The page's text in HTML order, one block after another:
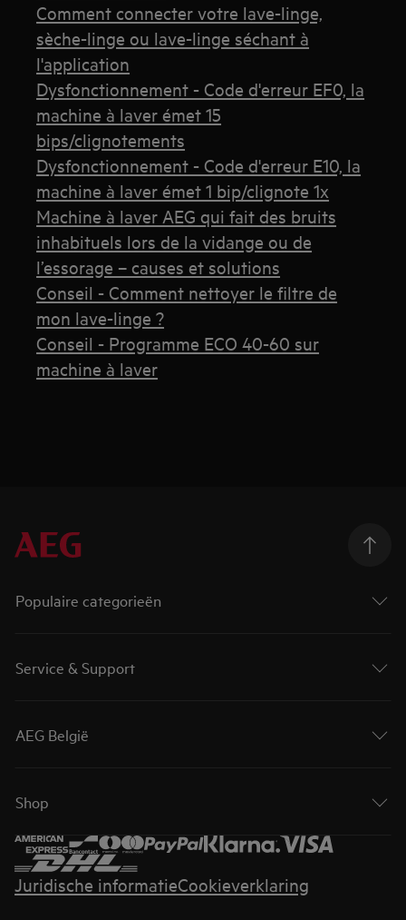
Comment connecter votre lave-linge,
sèche-linge ou lave-linge séchant à
l'application
Dysfonctionnement - Code d'erreur EF0, la
machine à laver émet 15
bips/clignotements
Dysfonctionnement - Code d'erreur E10, la
machine à laver émet 1 bip/clignote 1x
Machine à laver AEG qui fait des bruits
inhabituels lors de la vidange ou de
l’essorage – causes et solutions
Conseil - Comment nettoyer le filtre de
mon lave-linge ?
Conseil - Programme ECO 40-60 sur
machine à laver
Populaire categorieën
Service & Support
AEG België
Shop
Juridische informatieCookieverklaring